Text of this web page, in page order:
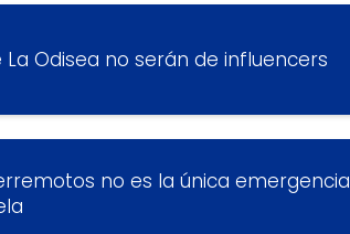
Odisea no serán de influencers
no es la única emergencia